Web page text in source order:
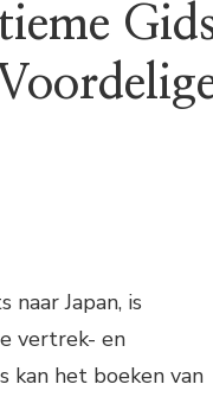
Japan, is
vertrek- en
kan het boeken van